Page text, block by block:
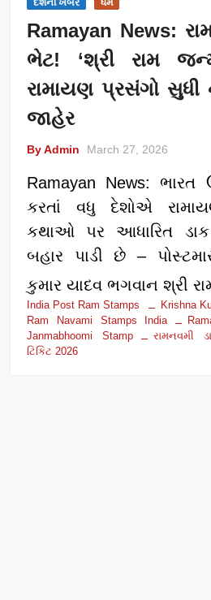
Ramayan News:
ભેટ! ‘શ્રી રામ
રામાયણ પ્રસંગો સુધી
જાહેર
By Admin March 27, 2026
Ramayan News: ભારત
કરતાં વધુ દેશોએ
કથાઓ પર આધારિત ડાક
બહાર પાડી છે –
કુમાર યાદવ ભગવાન શ્રી
India Post Ram Stamps
Krishna
Ram Navami Stamps India
Janmabhoomi Stamp
રામનવમી
ટિકિટ 2026